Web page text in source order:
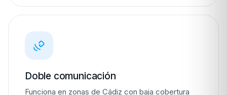
Doble comunicación
Funciona en zonas de Cádiz con baja cobertura